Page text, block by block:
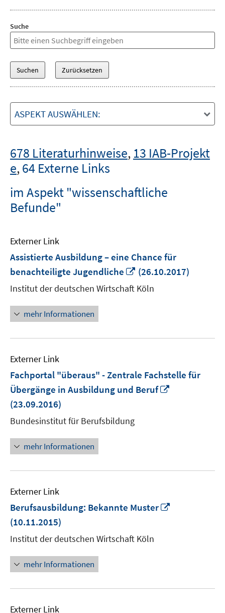
Suche
ASPEKT AUSWÄHLEN:
678 Literaturhinweise, 13 IAB-Projekt
e,64 Externe Links
im Aspekt "wissenschaftliche
Befunde"
Externer Link
Assistierte Ausbildung – eine Chance für
benachteiligte Jugendliche
In
neuem
Fenster
(26.10.2017)
Institut der deutschen Wirtschaft Köln
mehr Informationen
Externer Link
Fachportal "überaus" - Zentrale Fachstelle für
Übergänge in Ausbildung und Beruf
(23.09.2016)
Bundesinstitut für Berufsbildung
mehr Informationen
Externer Link
Berufsausbildung: Bekannte Muster
(10.11.2015)
Institut der deutschen Wirtschaft Köln
mehr Informationen
Externer Link